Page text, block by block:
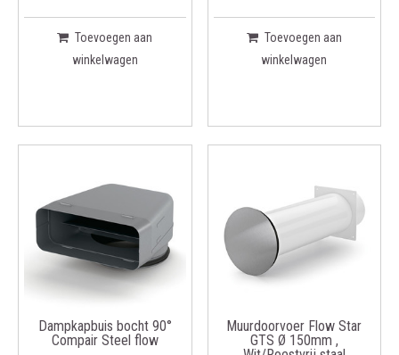
Toevoegen aan
winkelwagen
Toevoegen aan
winkelwagen
Dampkapbuis bocht 90°
Compair Steel flow
Muurdoorvoer Flow Star
GTS Ø 150mm ,